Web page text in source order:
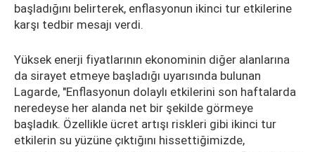
başladığını belirterek, enflasyonun ikinci tur etkilerine
karşı tedbir mesajı verdi.
Yüksek enerji fiyatlarının ekonominin diğer alanlarına
da sirayet etmeye başladığı uyarısında bulunan
Lagarde, "Enflasyonun dolaylı etkilerini son haftalarda
neredeyse her alanda net bir şekilde görmeye
başladık. Özellikle ücret artışı riskleri gibi ikinci tur
etkilerin su yüzüne çıktığını hissettiğimizde,